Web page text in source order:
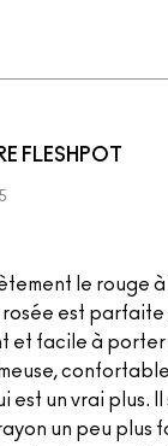
FLESHPOT
le rouge à
est parfaite
et facile à porter
est un vrai plus.
un peu plus